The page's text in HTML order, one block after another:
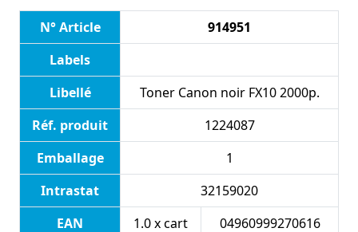
N° Article
914951
Labels
Libellé
Toner Canon noir FX10 2000p.
Réf. produit
1224087
Emballage
1
Intrastat
32159020
EAN
1.0 x cart 04960999270616